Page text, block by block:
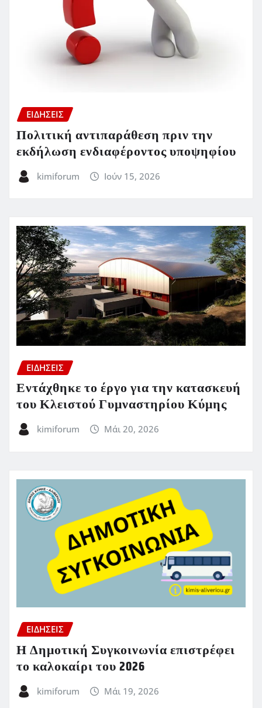
ΕΙΔΗΣΕΙΣ
Πολιτική αντιπαράθεση πριν την
εκδήλωση ενδιαφέροντος υποψηφίου
kimiforum Ιούν 15, 2026
ΕΙΔΗΣΕΙΣ
Εντάχθηκε το έργο για την κατασκευή
του Κλειστού Γυμναστηρίου Κύμης
kimiforum Μάι 20, 2026
ΕΙΔΗΣΕΙΣ
Η Δημοτική Συγκοινωνία επιστρέφει
το καλοκαίρι του 2026
kimiforum Μάι 19, 2026